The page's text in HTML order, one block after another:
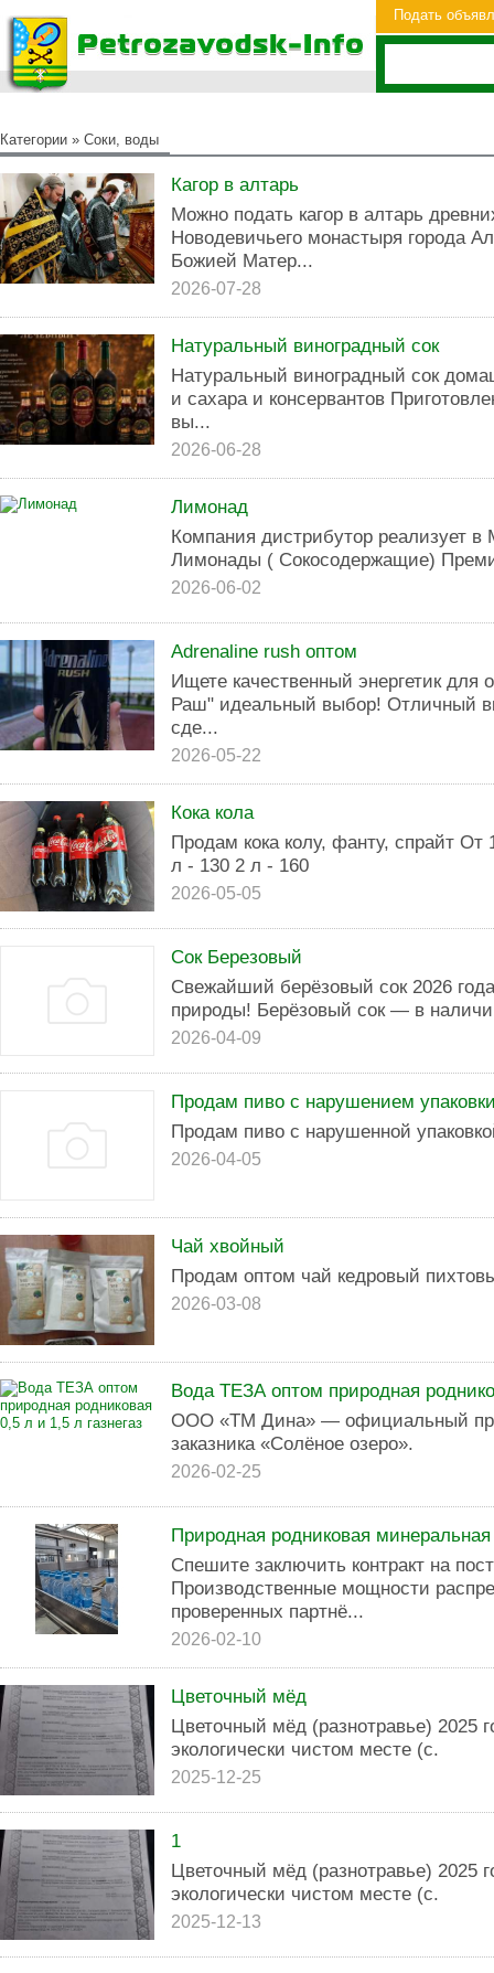
Подать
Категории » Соки, воды
Кагор в алтарь
Можно подать кагор в алтарь
Новодевичьего монастыря города
Божией Матер...
2026-07-28
Натуральный виноградный сок
Натуральный виноградный сок
и сахара и консервантов
вы...
2026-06-28
Лимонад
Компания дистрибутор реализует в
Лимонады ( Сокосодержащие)
2026-06-02
Adrenaline rush оптом
Ищете качественный энергетик для
Раш" идеальный выбор! Отличный
сде...
2026-05-22
Кока кола
Продам кока колу, фанту, спрайт
л - 130 2 л - 160
2026-05-05
Сок Березовый
Свежайший берёзовый сок 2026
природы! Берёзовый сок — в
2026-04-09
Продам пиво с нарушением
Продам пиво с нарушенной
2026-04-05
Чай хвойный
Продам оптом чай кедровый
2026-03-08
Вода ТЕЗА оптом природная
ООО «ТМ Дина» — официальный
заказника «Солёное озеро».
2026-02-25
Природная родниковая
Спешите заключить контракт на
Производственные мощности
проверенных партнё...
2026-02-10
Цветoчный мёд
Цветoчный мёд (разнoтpaвьe) 2025
экологичecки чиcтом мecтe (c.
2025-12-25
1
Цветoчный мёд (разнoтpaвьe) 2025
экологичecки чиcтом мecтe (c.
2025-12-13